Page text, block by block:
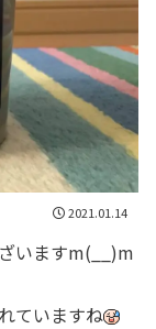
2021.01.14
いますm(__)m
ていますね